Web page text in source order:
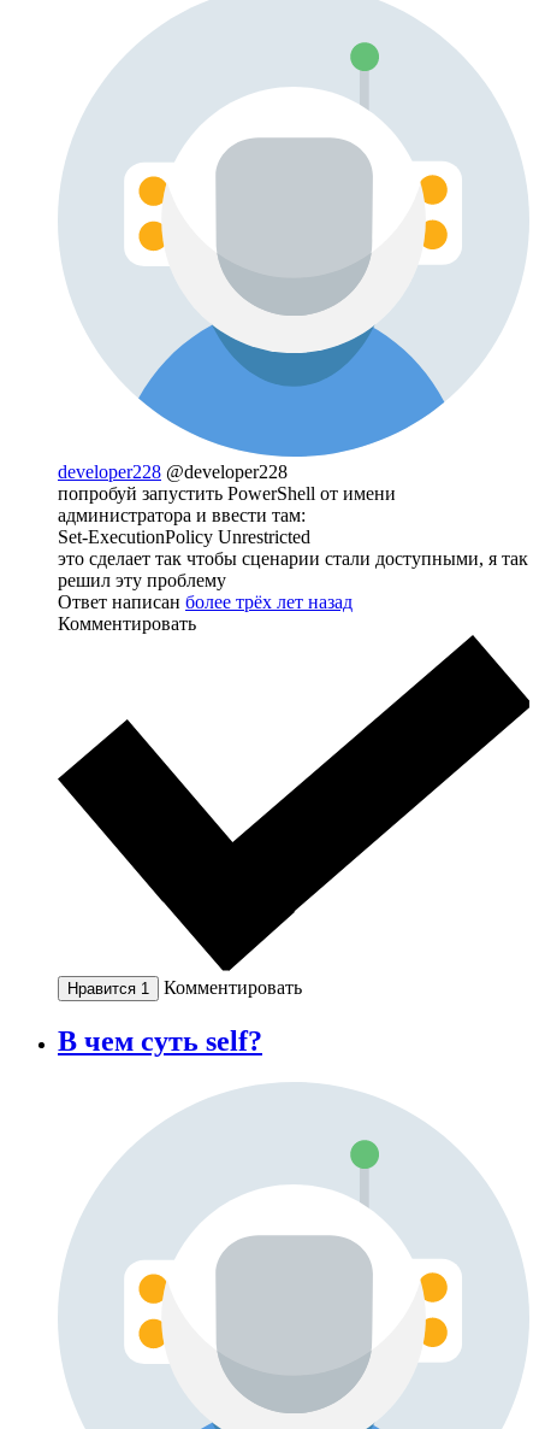
developer228 @developer228
попробуй запустить PowerShell от имени
администратора и ввести там:
Set-ExecutionPolicy Unrestricted
это сделает так чтобы сценарии стали доступными, я так
решил эту проблему
Ответ написан более трёх лет назад
Комментировать
Нравится 1 Комментировать
В чем суть self?